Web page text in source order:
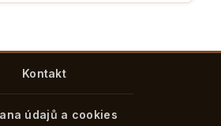
Kontakt
údajů a cookies